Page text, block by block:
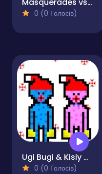
0 (0 Голосів)
Ugi Bugi & Kisiy Misiy
0 (0 Голосів)